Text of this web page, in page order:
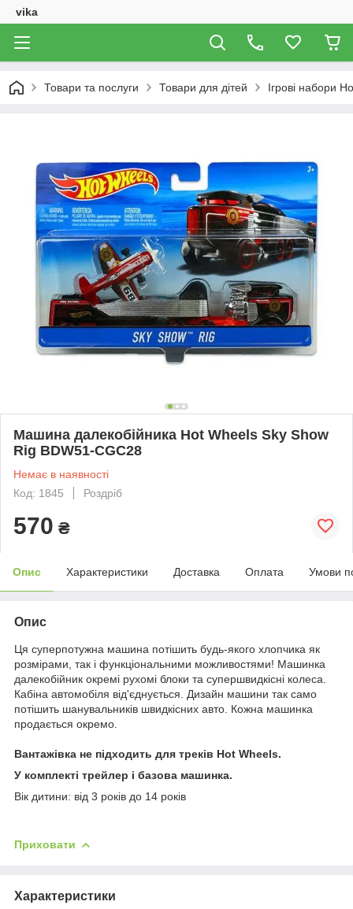
vika
Товари та послуги Товари для дітей Ігрові набори
Машина далекобійника Hot Wheels Sky Show
Rig BDW51-CGC28
Немає в наявності
Код: 1845
Роздріб
570 ₴
Опис Характеристики Доставка Оплата Умови
Опис
Ця суперпотужна машина потішить будь-якого хлопчика як
розмірами, так і функціональними можливостями! Машинка
далекобійник окремі рухомі блоки та супершвидкісні колеса.
Кабіна автомобіля від'єднується. Дизайн машини так само
потішить шанувальників швидкісних авто. Кожна машинка
продається окремо.
Вантажівка не підходить для треків Hot Wheels.
У комплекті трейлер і базова машинка.
Вік дитини: від 3 років до 14 років
Приховати
Характеристики